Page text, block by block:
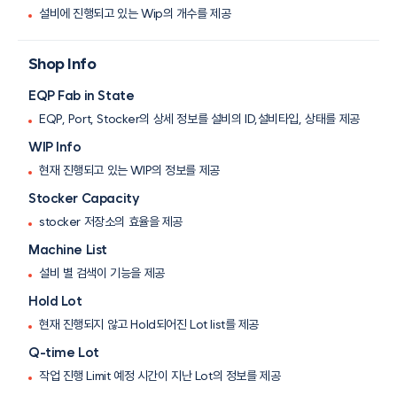
설비에 진행되고 있는 Wip의 개수를 제공
Shop Info
EQP Fab in State
EQP, Port, Stocker의 상세 정보를 설비의 ID,설비타입, 상태를 제공
WIP Info
현재 진행되고 있는 WIP의 정보를 제공
Stocker Capacity
stocker 저장소의 효율을 제공
Machine List
설비 별 검색이 기능을 제공
Hold Lot
현재 진행되지 않고 Hold되어진 Lot list를 제공
Q-time Lot
작업 진행 Limit 예정 시간이 지난 Lot의 정보를 제공